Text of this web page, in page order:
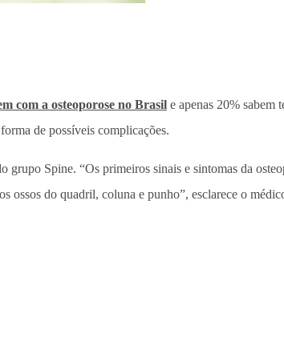
com a osteoporose no Brasil e apenas 20% sabem
de possíveis complicações.
Spine. “Os primeiros sinais e sintomas da
ossos do quadril, coluna e punho”, esclarece o